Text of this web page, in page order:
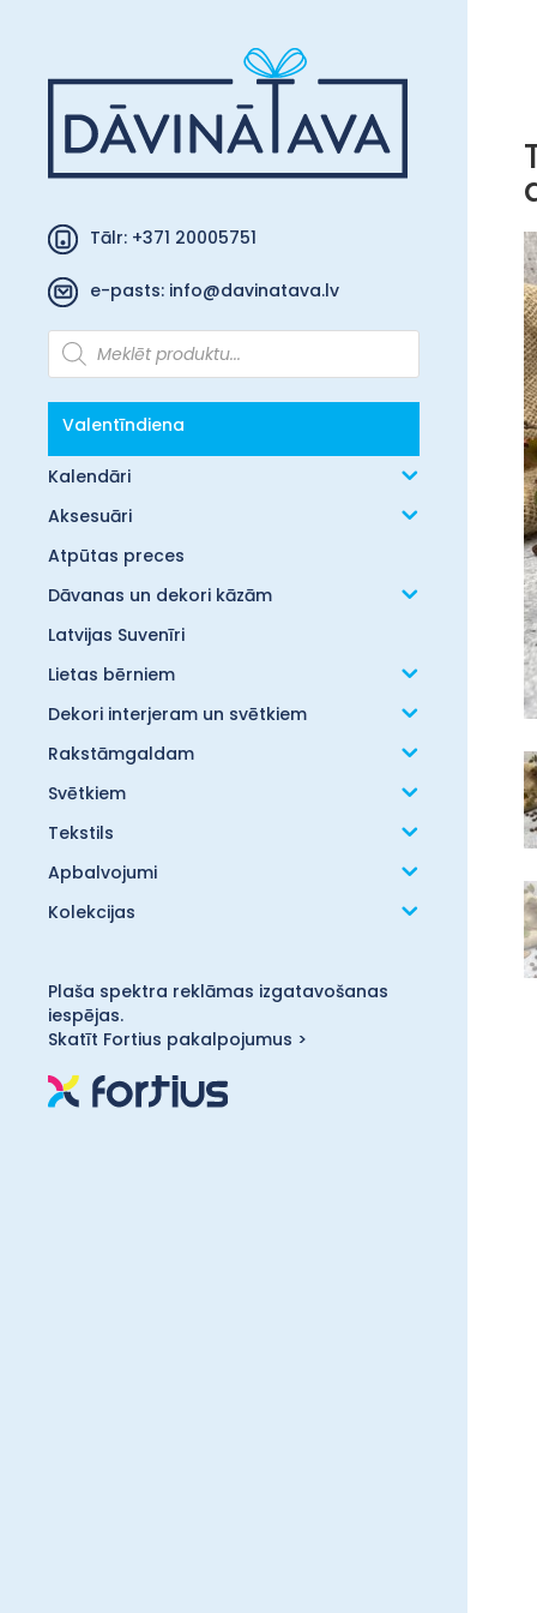
Tālr: +371 20005751
e-pasts: info@davinatava.lv
Products
search
Valentīndiena
Kalendāri
Aksesuāri
Atpūtas preces
Dāvanas un dekori kāzām
Latvijas Suvenīri
Lietas bērniem
Dekori interjeram un svētkiem
Rakstāmgaldam
Svētkiem
Tekstils
Apbalvojumi
Kolekcijas
Plaša spektra reklāmas izgatavošanas
iespējas.
Skatīt Fortius pakalpojumus >